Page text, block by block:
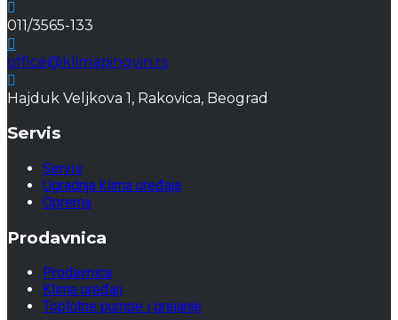
011/3565-133
office@klimapingvin.rs
Hajduk Veljkova 1, Rakovica, Beograd
Servis
Servis
Ugradnja klima uređaja
Oprema
Prodavnica
Prodavnica
Klima uređaji
Toplotne pumpe i grejanje